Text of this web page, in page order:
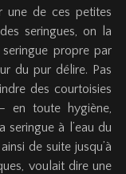
une de ces petites
seringues, on la
propre par
du pur délire. Pas
des courtoisies
en toute hygiène,
seringue à l’eau du
de suite jusqu’à
voulait dire une